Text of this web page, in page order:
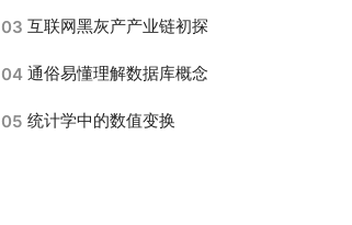
03 互联网黑灰产产业链初探
04 通俗易懂理解数据库概念
05 统计学中的数值变换